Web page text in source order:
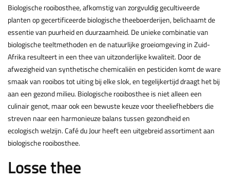
Biologische rooibosthee, afkomstig van zorgvuldig gecultiveerde
planten op gecertificeerde biologische theeboerderijen, belichaamt de
essentie van puurheid en duurzaamheid. De unieke combinatie van
biologische teeltmethoden en de natuurlijke groeiomgeving in Zuid-
Afrika resulteert in een thee van uitzonderlijke kwaliteit. Door de
afwezigheid van synthetische chemicaliën en pesticiden komt de ware
smaak van rooibos tot uiting bij elke slok, en tegelijkertijd draagt het bij
aan een gezond milieu. Biologische rooibosthee is niet alleen een
culinair genot, maar ook een bewuste keuze voor theeliefhebbers die
streven naar een harmonieuze balans tussen gezondheid en
ecologisch welzijn. Café du Jour heeft een uitgebreid assortiment aan
biologische rooibosthee.
Losse thee